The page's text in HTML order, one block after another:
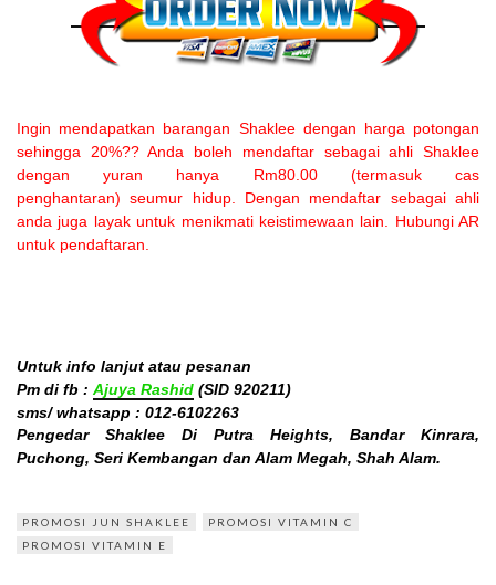
Ingin mendapatkan barangan Shaklee dengan harga potongan
sehingga 20%?? Anda boleh mendaftar sebagai ahli Shaklee
dengan yuran hanya Rm80.00 (termasuk cas
penghantaran) seumur hidup. Dengan mendaftar sebagai ahli
anda juga layak untuk menikmati keistimewaan lain. Hubungi AR
untuk pendaftaran.
Untuk info lanjut atau pesanan
Pm di fb : Ajuya Rashid (SID 920211)
sms/ whatsapp : 012-6102263
Pengedar Shaklee Di Putra Heights, Bandar Kinrara,
Puchong, Seri Kembangan dan Alam Megah, Shah Alam.
PROMOSI JUN SHAKLEE
PROMOSI VITAMIN C
PROMOSI VITAMIN E